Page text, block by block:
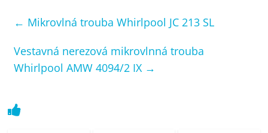
kávovary,
← Mikrovlná trouba Whirlpool JC 213 SL
Vestavná nerezová mikrovlnná trouba
Whirlpool AMW 4094/2 IX →